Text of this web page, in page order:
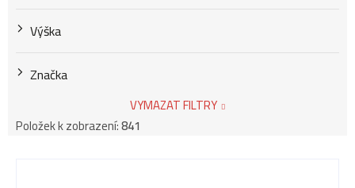
Výška
Značka
VYMAZAT FILTRY
Položek k zobrazení:841